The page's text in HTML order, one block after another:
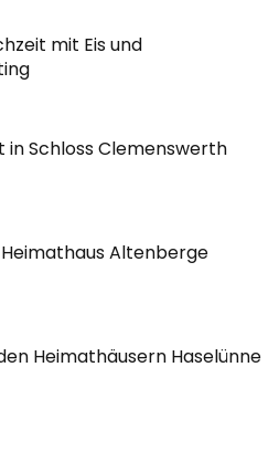
mit Eis und
in Schloss Clemenswerth
Altenberge
Heimathäusern Haselünne